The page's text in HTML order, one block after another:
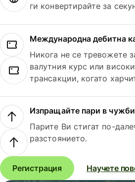
ги конвертирайте за
Международна дебитна
Никога не се тревожете
валутния курс или
трансакции, когато
Изпращайте пари в
Парите Ви стигат по-
разстоянието.
Регистрация Научете